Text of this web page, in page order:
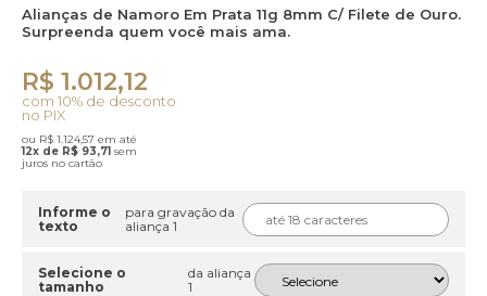
Alianças de Namoro Em Prata 11g 8mm C/ Filete de Ouro.
Surpreenda quem você mais ama.
R$ 1.012,12
com 10% de desconto
no PIX
ou R$ 1.124,57 em até
12x de R$ 93,71 sem
juros no cartão
Informe o
texto
para gravação da
aliança 1
Selecione o
tamanho
da aliança
1